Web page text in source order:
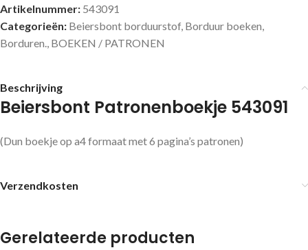
Artikelnummer: 543091
Categorieën: Beiersbont borduurstof, Borduur boeken,
Borduren., BOEKEN / PATRONEN
Beschrijving
Beiersbont Patronenboekje 543091
(Dun boekje op a4 formaat met 6 pagina’s patronen)
Verzendkosten
Gerelateerde producten